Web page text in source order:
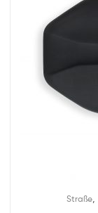
Straße